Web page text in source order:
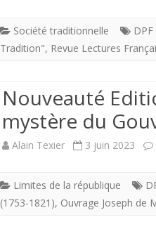
Société traditionnelle
Tradition", Revue Lectures
Nouveauté
mystère du
Alain Texier 3 juin 2023
Limites de la république
(1753-1821), Ouvrage Joseph de